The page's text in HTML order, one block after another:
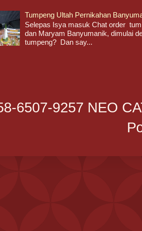
Tumpeng Ultah Pernikahan
Selepas Isya masuk Chat order
dan Maryam Banyumanik, dimulai
tumpeng? Dan say...
6507-9257 NEO